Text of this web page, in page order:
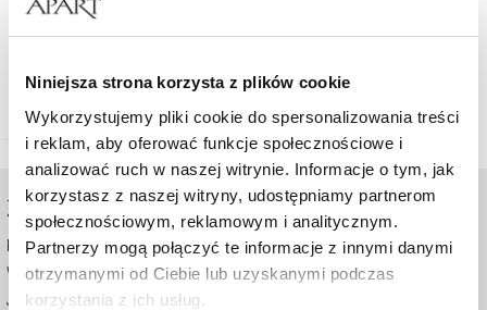
Niniejsza strona korzysta z plików cookie
Wykorzystujemy pliki cookie do spersonalizowania treści
i reklam, aby oferować funkcje społecznościowe i
analizować ruch w naszej witrynie. Informacje o tym, jak
korzystasz z naszej witryny, udostępniamy partnerom
społecznościowym, reklamowym i analitycznym.
Partnerzy mogą połączyć te informacje z innymi danymi
otrzymanymi od Ciebie lub uzyskanymi podczas
korzystania z ich usług.
AM:PM Harry Potter by Apart Smartwatch dla dzieci
zł
ZAKUPY ONLINE
Pomoc - częste pytania
Wysyłka i płatność
Jak kupować